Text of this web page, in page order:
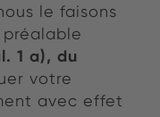
le faisons
1 a), du
votre
avec effet